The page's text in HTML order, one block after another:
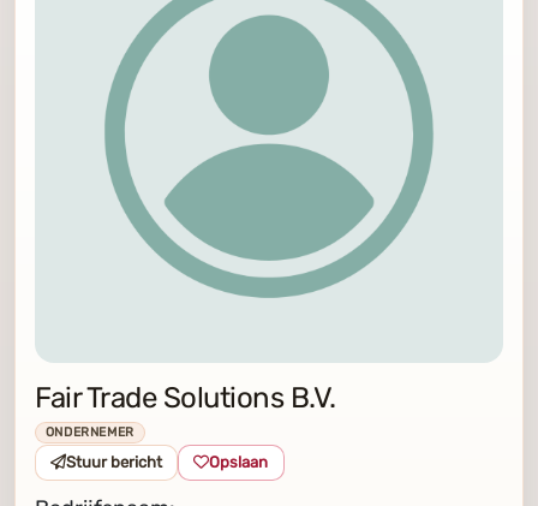
Fair Trade Solutions B.V.
ONDERNEMER
Stuur bericht Opslaan